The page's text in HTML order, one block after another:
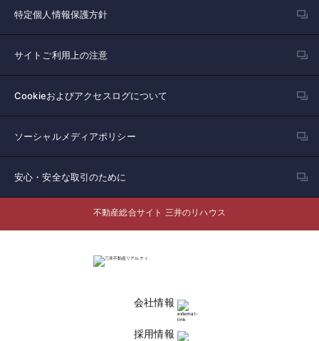
特定個人情報保護方針
サイトご利用上の注意
Cookieおよびアクセスログについて
ソーシャルメディアポリシー
安心・安全な取引のために
不動産総合サイト 三井のリハウス
会社情報
採用情報